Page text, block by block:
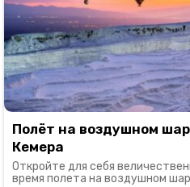
Полёт на воздушном
Кемера
Откройте для себя
время полета на воздушном